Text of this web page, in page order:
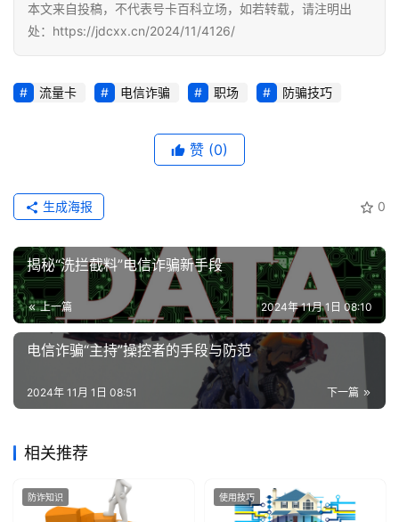
务
本文来自投稿，不代表号卡百科立场，如若转载，请注明出
处：https://jdcxx.cn/2024/11/4126/
流量卡 电信诈骗 职场 防骗技巧
赞 (0)
0
生成海报
揭秘“洗拦截料”电信诈骗新手段
上一篇 2024年 11月 1日 08:10
电信诈骗“主持”操控者的手段与防范
下一篇
2024年 11月 1日 08:51
相关推荐
防诈知识 使用技巧